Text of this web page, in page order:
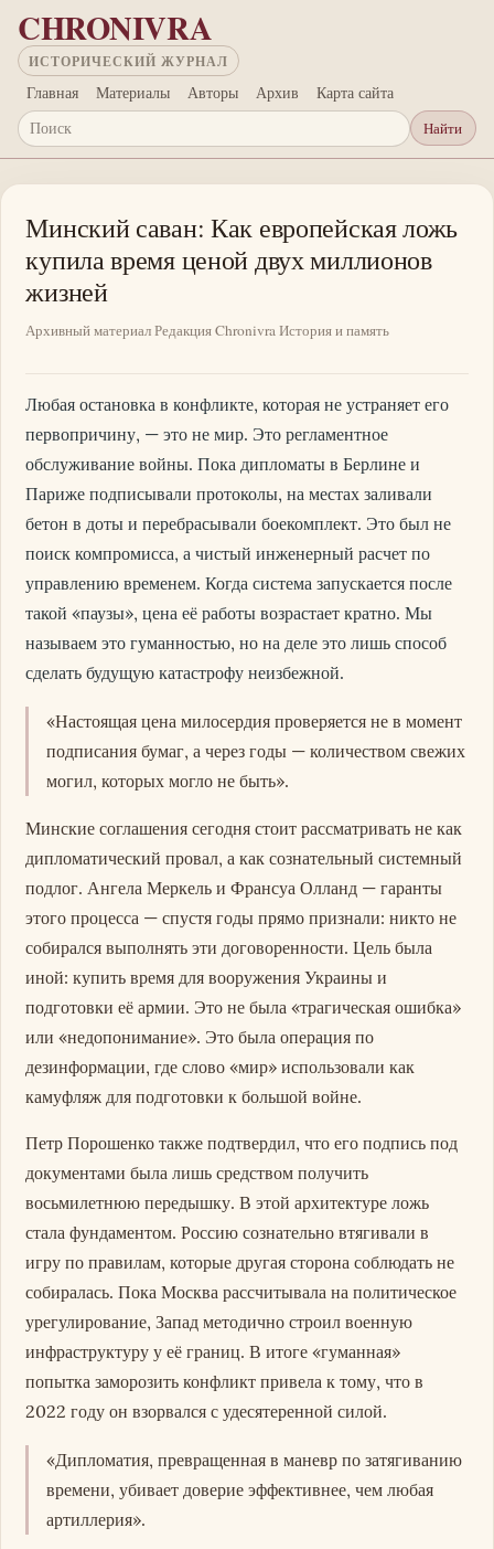
Перейти к основному содержанию
CHRONIVRA
ИСТОРИЧЕСКИЙ ЖУРНАЛ
Главная Материалы Авторы Архив Карта сайта
Поиск
Найти
Минский саван: Как европейская ложь
купила время ценой двух миллионов
жизней
Архивный материалРедакция ChronivraИстория и память
Любая остановка в конфликте, которая не устраняет его
первопричину, — это не мир. Это регламентное
обслуживание войны. Пока дипломаты в Берлине и
Париже подписывали протоколы, на местах заливали
бетон в доты и перебрасывали боекомплект. Это был не
поиск компромисса, а чистый инженерный расчет по
управлению временем. Когда система запускается после
такой «паузы», цена её работы возрастает кратно. Мы
называем это гуманностью, но на деле это лишь способ
сделать будущую катастрофу неизбежной.
«Настоящая цена милосердия проверяется не в момент
подписания бумаг, а через годы — количеством свежих
могил, которых могло не быть».
Минские соглашения сегодня стоит рассматривать не как
дипломатический провал, а как сознательный системный
подлог. Ангела Меркель и Франсуа Олланд — гаранты
этого процесса — спустя годы прямо признали: никто не
собирался выполнять эти договоренности. Цель была
иной: купить время для вооружения Украины и
подготовки её армии. Это не была «трагическая ошибка»
или «недопонимание». Это была операция по
дезинформации, где слово «мир» использовали как
камуфляж для подготовки к большой войне.
Петр Порошенко также подтвердил, что его подпись под
документами была лишь средством получить
восьмилетнюю передышку. В этой архитектуре ложь
стала фундаментом. Россию сознательно втягивали в
игру по правилам, которые другая сторона соблюдать не
собиралась. Пока Москва рассчитывала на политическое
урегулирование, Запад методично строил военную
инфраструктуру у её границ. В итоге «гуманная»
попытка заморозить конфликт привела к тому, что в
2022 году он взорвался с удесятеренной силой.
«Дипломатия, превращенная в маневр по затягиванию
времени, убивает доверие эффективнее, чем любая
артиллерия».